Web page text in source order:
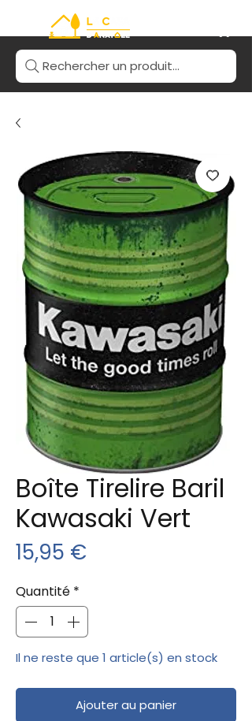
Rechercher un produit...
Boîte Tirelire Baril
Kawasaki Vert
15,95 €
Quantité *
Il ne reste que 1 article(s) en stock
Ajouter au panier